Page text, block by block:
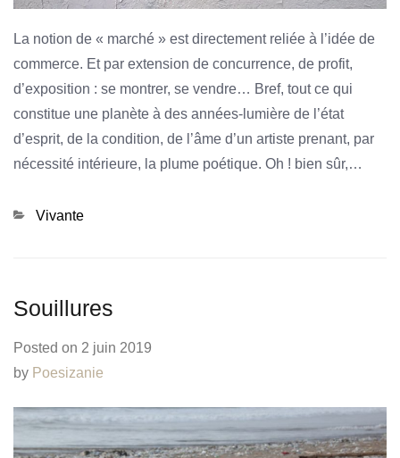
La notion de « marché » est directement reliée à l’idée de
commerce. Et par extension de concurrence, de profit,
d’exposition : se montrer, se vendre… Bref, tout ce qui
constitue une planète à des années-lumière de l’état
d’esprit, de la condition, de l’âme d’un artiste prenant, par
nécessité intérieure, la plume poétique. Oh ! bien sûr,…
Categories
Vivante
Souillures
Posted on 2 juin 2019
by Poesizanie